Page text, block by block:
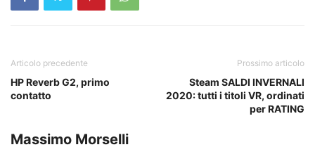
Articolo precedente
HP Reverb G2, primo
contatto
Prossimo articolo
Steam SALDI INVERNALI
2020: tutti i titoli VR, ordinati
per RATING
Massimo Morselli